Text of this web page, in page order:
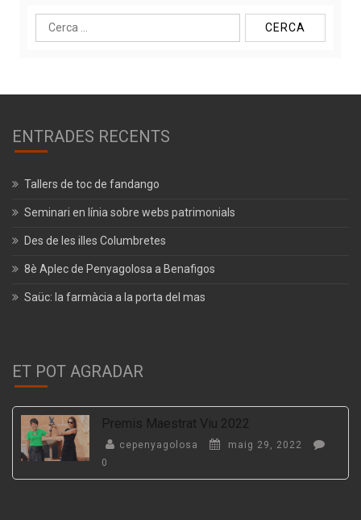
Cerca:
ENTRADES RECENTS
Tallers de toc de fandango
Seminari en línia sobre webs patrimonials
Des de les illes Columbretes
8è Aplec de Penyagolosa a Benafigos
Saüc: la farmàcia a la porta del mas
ET POT AGRADAR
Premis Maestrat Viu 2022
cepenyagolosa
maig 29, 2022
0